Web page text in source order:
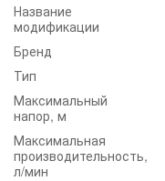
Название
модификации
Бренд
Тип
Максимальный
напор, м
Максимальная
производительность,
л/мин